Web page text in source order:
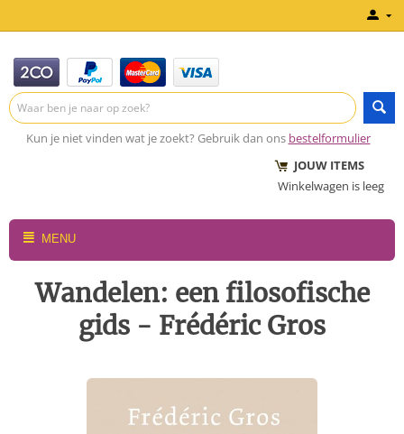
Kun je niet vinden wat je zoekt? Gebruik dan ons bestelformulier
JOUW ITEMS
Winkelwagen is leeg
MENU
Wandelen: een filosofische
gids - Frédéric Gros